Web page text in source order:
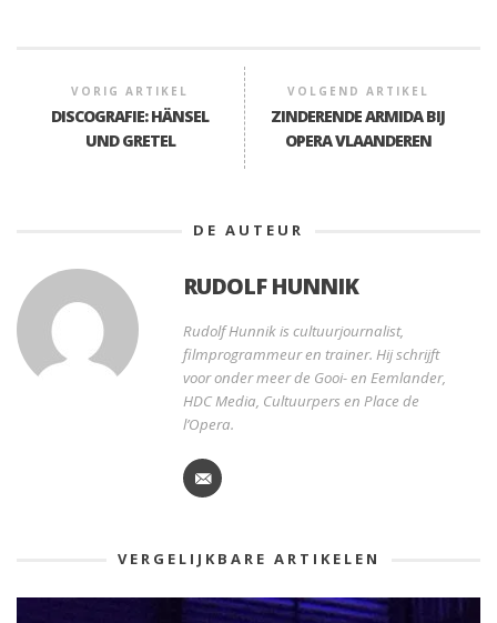
VORIG ARTIKEL
DISCOGRAFIE: HÄNSEL
UND GRETEL
VOLGEND ARTIKEL
ZINDERENDE ARMIDA BIJ
OPERA VLAANDEREN
DE AUTEUR
RUDOLF HUNNIK
Rudolf Hunnik is cultuurjournalist,
filmprogrammeur en trainer. Hij schrijft
voor onder meer de Gooi- en Eemlander,
HDC Media, Cultuurpers en Place de
l’Opera.
VERGELIJKBARE ARTIKELEN